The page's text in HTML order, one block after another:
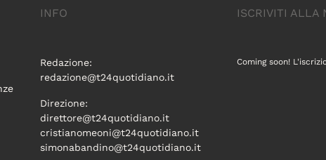
INFO
Redazione:
redazione@t24quotidiano.it
Direzione:
direttore@t24quotidiano.it
cristianomeoni@t24quotidiano.it
simonabandino@t24quotidiano.it
ISCRIVITI ALLA
Coming soon!